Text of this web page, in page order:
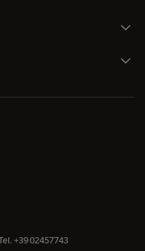
+39 02457743